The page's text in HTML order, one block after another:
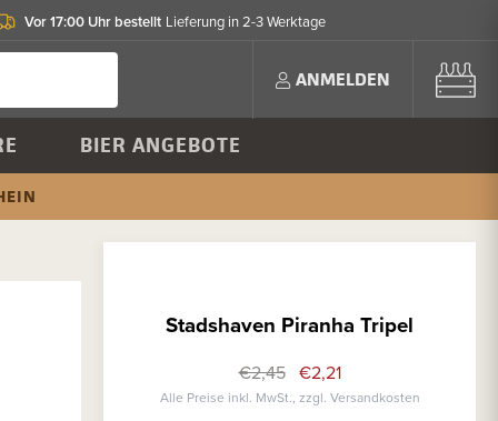
Vor 17:00 Uhr bestellt Lieferung in 2-3 Werktage
ANMELDEN
BIER ANGEBOTE
Stadshaven Piranha Tripel
€2,45 €2,21
Alle Preise inkl. MwSt., zzgl. Versandkosten